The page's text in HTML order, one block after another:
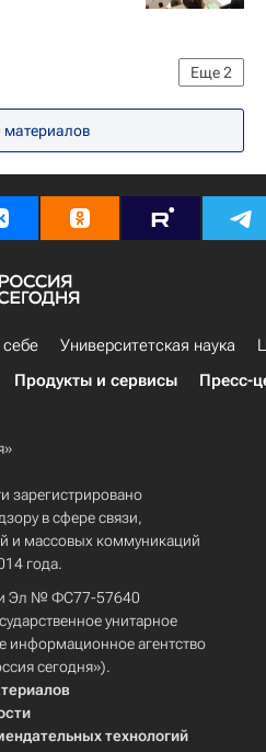
Еще2
Федеральная служба по надзору в сфере образования и науки (Рособрнадзор)
Университетская наука
Продукты и сервисы Пресс-
зарегистрировано
в сфере связи,
и массовых коммуникаций
года.
Эл № ФС77-57640
унитарное
информационное агентство
сегодня»).
технологий